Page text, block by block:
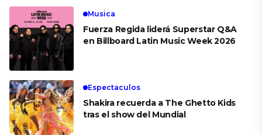
Musica
Fuerza Regida liderá Superstar Q&A
en Billboard Latin Music Week 2026
Espectaculos
Shakira recuerda a The Ghetto Kids
tras el show del Mundial